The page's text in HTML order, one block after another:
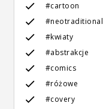
#cartoon
#neotraditional
#kwiaty
#abstrakcje
#comics
#różowe
#covery